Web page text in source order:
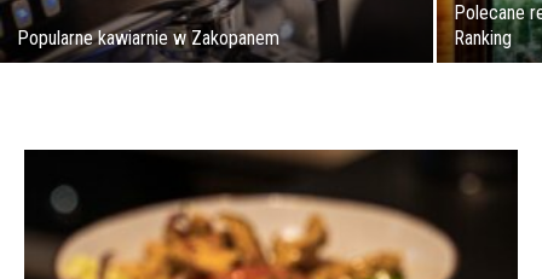
Popularne kawiarnie w Zakopanem
Polecane
Ranking